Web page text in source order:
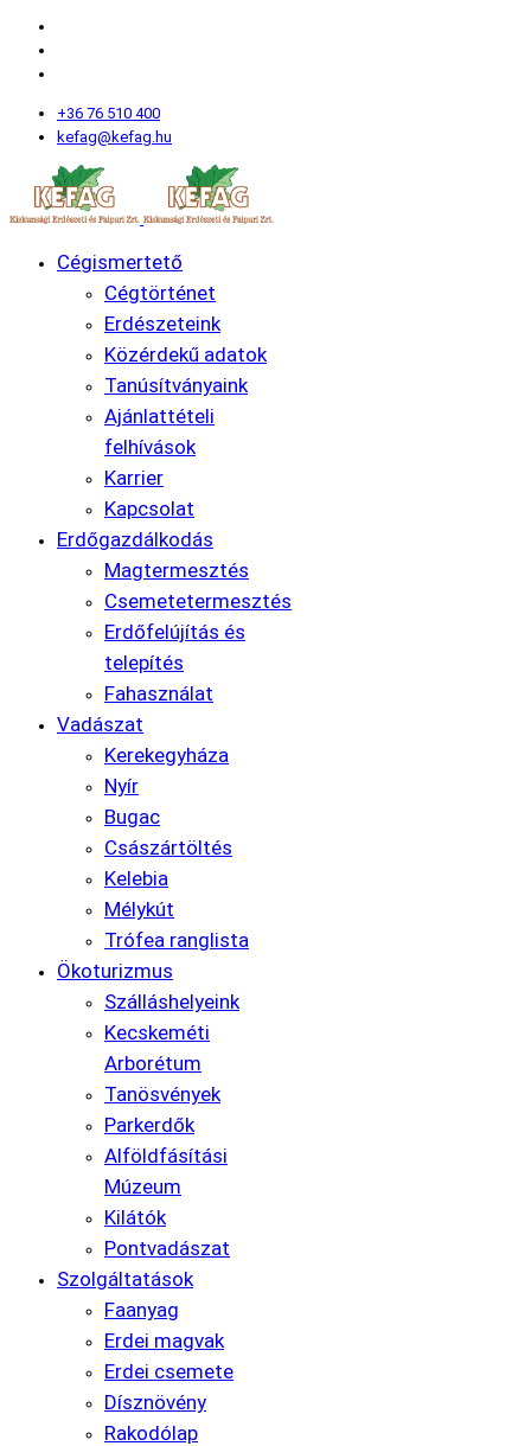
+36 76 510 400
kefag@kefag.hu
Cégismertető
Cégtörténet
Erdészeteink
Közérdekű adatok
Tanúsítványaink
Ajánlattételi
felhívások
Karrier
Kapcsolat
Erdőgazdálkodás
Magtermesztés
Csemetetermesztés
Erdőfelújítás és
telepítés
Fahasználat
Vadászat
Kerekegyháza
Nyír
Bugac
Császártöltés
Kelebia
Mélykút
Trófea ranglista
Ökoturizmus
Szálláshelyeink
Kecskeméti
Arborétum
Tanösvények
Parkerdők
Alföldfásítási
Múzeum
Kilátók
Pontvadászat
Szolgáltatások
Faanyag
Erdei magvak
Erdei csemete
Dísznövény
Rakodólap